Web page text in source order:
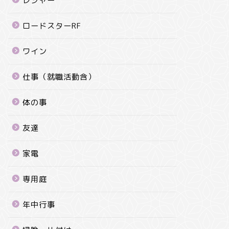
ロードスターRF
ワイン
仕事（就職活動含）
体の事
友達
家電
専用庭
年中行事